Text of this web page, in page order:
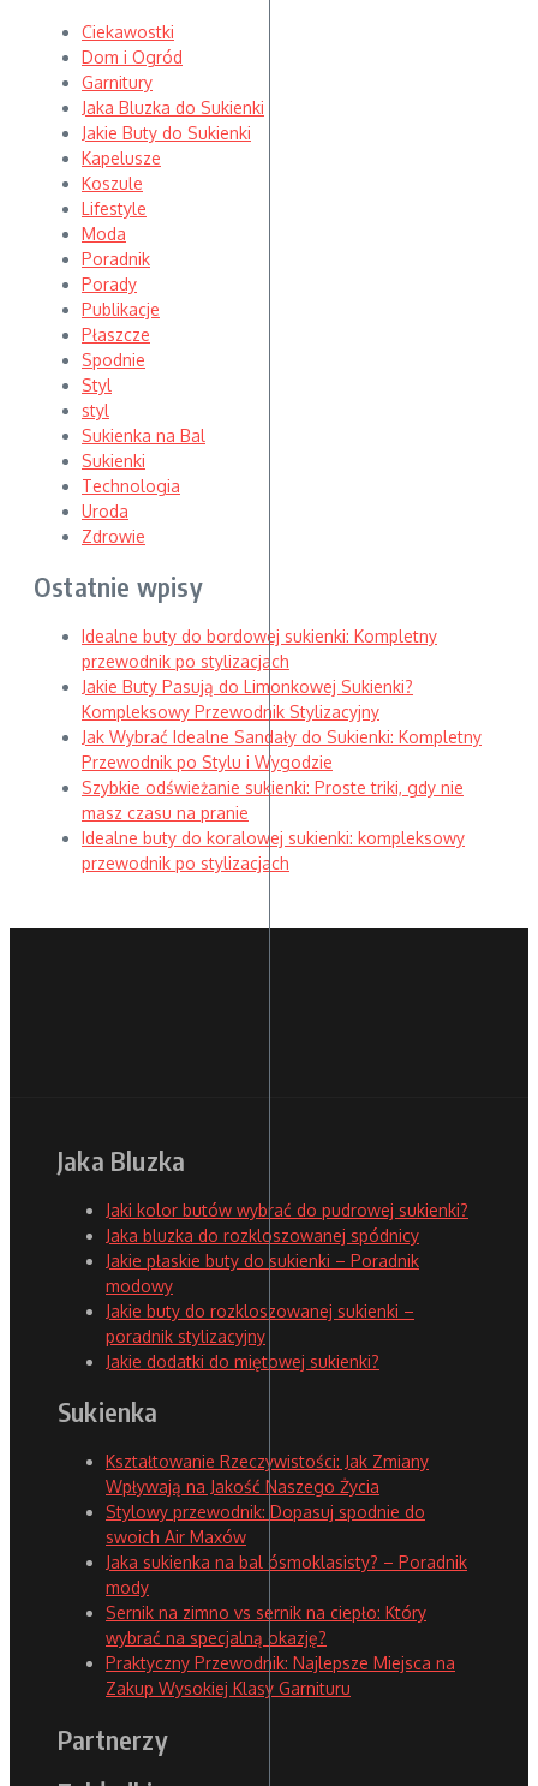
Ciekawostki
Dom i Ogród
Garnitury
Jaka Bluzka do Sukienki
Jakie Buty do Sukienki
Kapelusze
Koszule
Lifestyle
Moda
Poradnik
Porady
Publikacje
Płaszcze
Spodnie
Styl
styl
Sukienka na Bal
Sukienki
Technologia
Uroda
Zdrowie
Ostatnie wpisy
Idealne buty do bordowej sukienki: Kompletny
przewodnik po stylizacjach
Jakie Buty Pasują do Limonkowej Sukienki?
Kompleksowy Przewodnik Stylizacyjny
Jak Wybrać Idealne Sandały do Sukienki: Kompletny
Przewodnik po Stylu i Wygodzie
Szybkie odświeżanie sukienki: Proste triki, gdy nie
masz czasu na pranie
Idealne buty do koralowej sukienki: kompleksowy
przewodnik po stylizacjach
Jaka Bluzka
Jaki kolor butów wybrać do pudrowej sukienki?
Jaka bluzka do rozkloszowanej spódnicy
Jakie płaskie buty do sukienki – Poradnik
modowy
Jakie buty do rozkloszowanej sukienki –
poradnik stylizacyjny
Jakie dodatki do miętowej sukienki?
Sukienka
Kształtowanie Rzeczywistości: Jak Zmiany
Wpływają na Jakość Naszego Życia
Stylowy przewodnik: Dopasuj spodnie do
swoich Air Maxów
Jaka sukienka na bal ósmoklasisty? – Poradnik
mody
Sernik na zimno vs sernik na ciepło: Który
wybrać na specjalną okazję?
Praktyczny Przewodnik: Najlepsze Miejsca na
Zakup Wysokiej Klasy Garnituru
Partnerzy